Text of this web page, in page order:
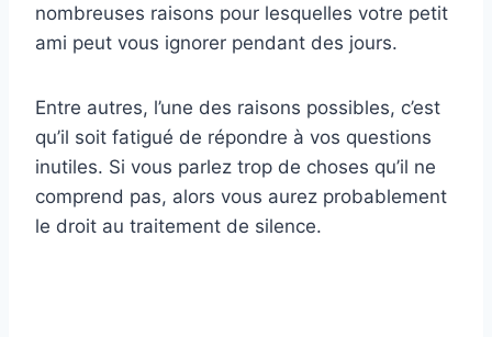
nombreuses raisons pour lesquelles votre petit
ami peut vous ignorer pendant des jours.
Entre autres, l’une des raisons possibles, c’est
qu’il soit fatigué de répondre à vos questions
inutiles. Si vous parlez trop de choses qu’il ne
comprend pas, alors vous aurez probablement
le droit au traitement de silence.